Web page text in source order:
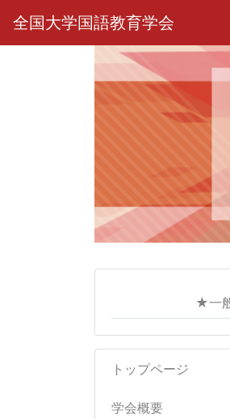
全国大学国語教育学会
★一
トップページ
学会概要